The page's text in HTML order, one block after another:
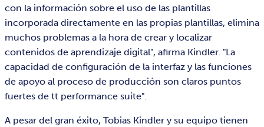
con la información sobre el uso de las plantillas
incorporada directamente en las propias plantillas, elimina
muchos problemas a la hora de crear y localizar
contenidos de aprendizaje digital", afirma Kindler. "La
capacidad de configuración de la interfaz y las funciones
de apoyo al proceso de producción son claros puntos
fuertes de tt performance suite".
A pesar del gran éxito, Tobias Kindler y su equipo tienen